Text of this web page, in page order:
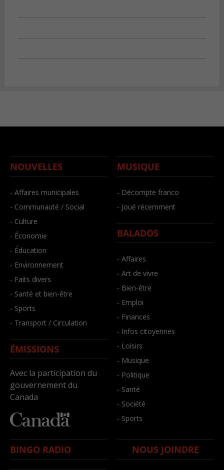
NOUVELLES
- Affaires municipales
- Communauté / Social
- Culture
- Économie
- Éducation
- Environnement
- Faits divers
- Santé et bien-être
- Sports
- Transport / Circulation
ÉMISSIONS
Avec la participation du
gouvernement du
Canada
MUSIQUE
- Décompte franco
- Joué récemment
BALADOS
- Affaires
- Art de vivre
- Bien-être
- Emploi
- Finances
- Infos citoyennes
- Loisirs
- Musique
- Politique
- Santé
- Société
- Sports
BINGO RADIO NOUS JOINDRE